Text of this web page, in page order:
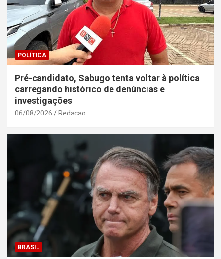
POLÍTICA
Pré-candidato, Sabugo tenta voltar à política
carregando histórico de denúncias e
investigações
06/08/2026 Redacao
BRASIL